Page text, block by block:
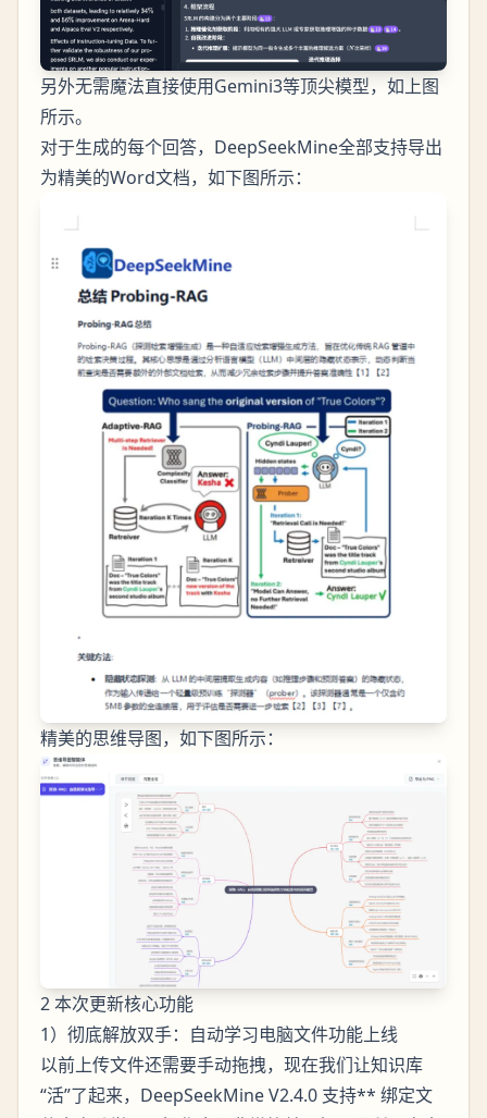
另外无需魔法直接使用Gemini3等顶尖模型，如上图
所示。
对于生成的每个回答，DeepSeekMine全部支持导出
为精美的Word文档，如下图所示：
精美的思维导图，如下图所示：
2 本次更新核心功能
1）彻底解放双手：自动学习电脑文件功能上线
以前上传文件还需要手动拖拽，现在我们让知识库
“活”了起来，DeepSeekMine V2.4.0 支持** 绑定文